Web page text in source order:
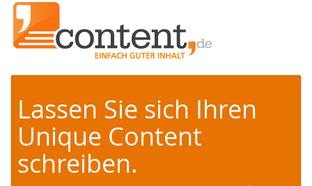
Lassen Sie sich Ihren
Unique Content
schreiben.